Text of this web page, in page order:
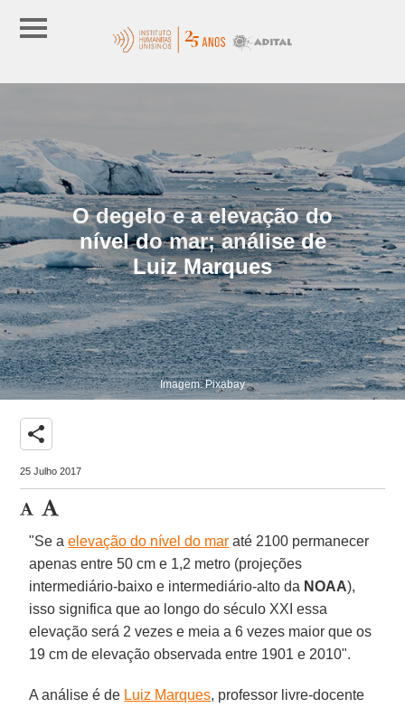
O degelo e a elevação do
nível do mar; análise de
Luiz Marques
Imagem: Pixabay
share
25 Julho 2017
"Se aelevação do nível do mar até 2100 permanecer
apenas entre 50 cm e 1,2 metro (projeções
intermediário-baixo e intermediário-alto da NOAA),
isso significa que ao longo do século XXI essa
elevação será 2 vezes e meia a 6 vezes maior que os
19 cm de elevação observada entre 1901 e 2010".
A análise é de Luiz Marques, professor livre-docente